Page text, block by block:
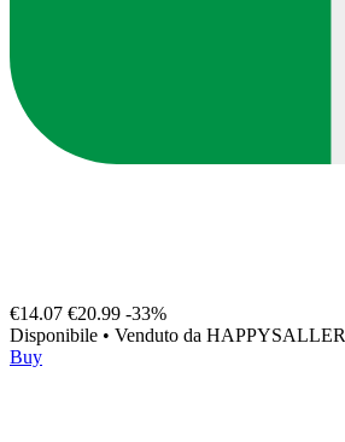
€14.07 €20.99 -33%
Disponibile • Venduto da HAPPYSALLER
Buy